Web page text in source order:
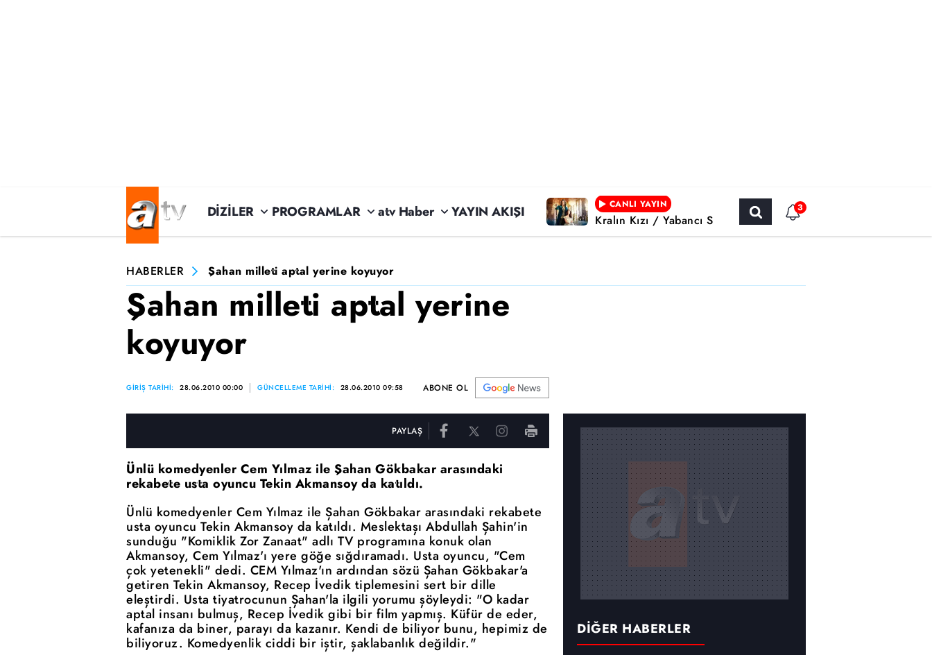
DİZİLER PROGRAMLAR atv Haber YAYIN AKIŞI CANLI YAYIN
Kralın Kızı / Yabancı Sinema
3
HABERLER Şahan milleti aptal yerine koyuyor
Şahan milleti aptal yerine
koyuyor
GİRİŞ TARİHİ: 28.06.2010 00:00 GÜNCELLEME TARİHİ: 28.06.2010 09:58 ABONE OL
PAYLAŞ
Ünlü komedyenler Cem Yılmaz ile Şahan Gökbakar arasındaki
rekabete usta oyuncu Tekin Akmansoy da katıldı.
Ünlü komedyenler Cem Yılmaz ile Şahan Gökbakar arasındaki rekabete
usta oyuncu Tekin Akmansoy da katıldı. Meslektaşı Abdullah Şahin'in
sunduğu "Komiklik Zor Zanaat" adlı TV programına konuk olan
Akmansoy, Cem Yılmaz'ı yere göğe sığdıramadı. Usta oyuncu, "Cem
çok yetenekli" dedi. CEM Yılmaz'ın ardından sözü Şahan Gökbakar'a
getiren Tekin Akmansoy, Recep İvedik tiplemesini sert bir dille
eleştirdi. Usta tiyatrocunun Şahan'la ilgili yorumu şöyleydi: "O kadar
aptal insanı bulmuş, Recep İvedik gibi bir film yapmış. Küfür de eder,
kafanıza da biner, parayı da kazanır. Kendi de biliyor bunu, hepimiz de
biliyoruz. Komedyenlik ciddi bir iştir, şaklabanlık değildir."
DİĞER HABERLER